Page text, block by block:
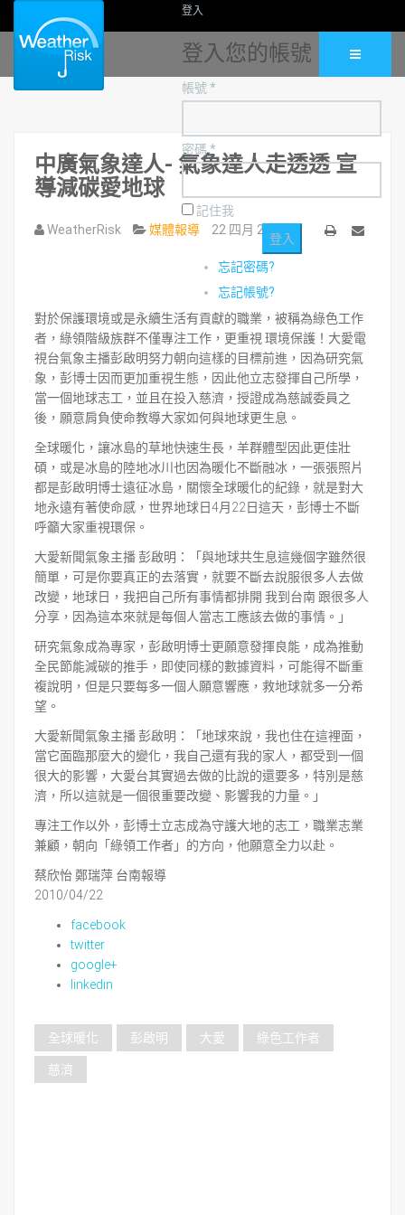
登入
登入您的帳號
帳號 *
密碼 *
記住我
忘記密碼?
忘記帳號?
中廣氣象達人- 氣象達人走透透 宣
導減碳愛地球
WeatherRisk 媒體報導
22 四月 2010
對於保護環境或是永續生活有貢獻的職業，被稱為綠色工作
者，綠領階級族群不僅專注工作，更重視 環境保護！大愛電
視台氣象主播彭啟明努力朝向這樣的目標前進，因為研究氣
象，彭博士因而更加重視生態，因此他立志發揮自己所學，
當一個地球志工，並且在投入慈濟，授證成為慈誠委員之
後，願意肩負使命教導大家如何與地球更生息。
全球暖化，讓冰島的草地快速生長，羊群體型因此更佳壯
碩，或是冰島的陸地冰川也因為暖化不斷融冰，一張張照片
都是彭啟明博士遠征冰島，關懷全球暖化的紀錄，就是對大
地永遠有著使命感，世界地球日4月22日這天，彭博士不斷
呼籲大家重視環保。
大愛新聞氣象主播 彭啟明：「與地球共生息這幾個字雖然很
簡單，可是你要真正的去落實，就要不斷去說服很多人去做
改變，地球日，我把自己所有事情都排開 我到台南 跟很多人
分享，因為這本來就是每個人當志工應該去做的事情。」
研究氣象成為專家，彭啟明博士更願意發揮良能，成為推動
全民節能減碳的推手，即使同樣的數據資料，可能得不斷重
複說明，但是只要每多一個人願意響應，救地球就多一分希
望。
大愛新聞氣象主播 彭啟明：「地球來說，我也住在這裡面，
當它面臨那麼大的變化，我自己還有我的家人，都受到一個
很大的影響，大愛台其實過去做的比說的還要多，特別是慈
濟，所以這就是一個很重要改變、影響我的力量。」
專注工作以外，彭博士立志成為守護大地的志工，職業志業
兼顧，朝向「綠領工作者」的方向，他願意全力以赴。
蔡欣怡 鄭瑞萍 台南報導
2010/04/22
facebook
twitter
google+
linkedin
全球暖化 彭啟明 大愛 綠色工作者
慈濟